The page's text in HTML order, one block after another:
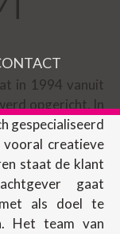
in 1994 vanuit
opgericht. In
gespecialiseerd
creatieve
staat de klant
gaat
met als doel te
Het team van